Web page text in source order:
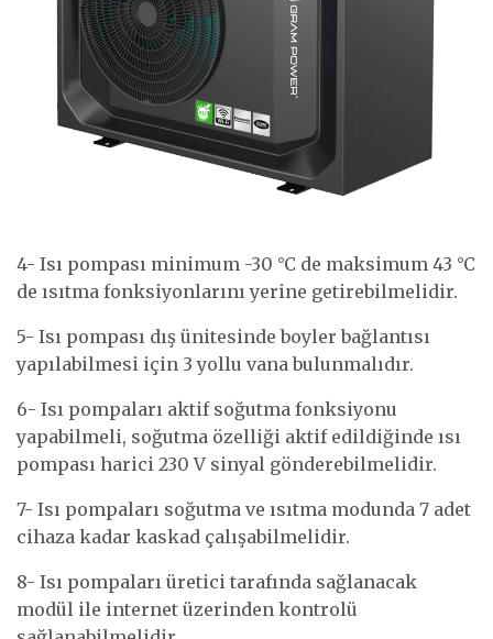
4- Isı pompası minimum -30 °C de maksimum 43 °C
de ısıtma fonksiyonlarını yerine getirebilmelidir.
5- Isı pompası dış ünitesinde boyler bağlantısı
yapılabilmesi için 3 yollu vana bulunmalıdır.
6- Isı pompaları aktif soğutma fonksiyonu
yapabilmeli, soğutma özelliği aktif edildiğinde ısı
pompası harici 230 V sinyal gönderebilmelidir.
7- Isı pompaları soğutma ve ısıtma modunda 7 adet
cihaza kadar kaskad çalışabilmelidir.
8- Isı pompaları üretici tarafında sağlanacak
modül ile internet üzerinden kontrolü